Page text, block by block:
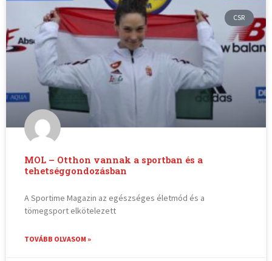
CSR
MOL – Otthon vannak a sportban és a
tehetséggondozásban
A Sportime Magazin az egészséges életmód és a
tömegsport elkötelezett
TOVÁBB OLVASOM »